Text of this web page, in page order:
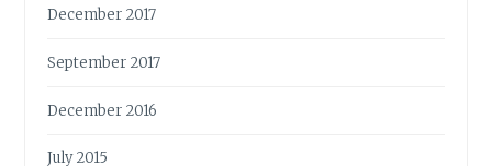
December 2017
September 2017
December 2016
July 2015